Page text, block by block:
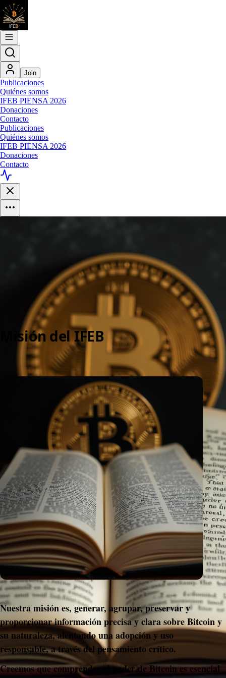
Join
Publicaciones
Quiénes somos
IFEB PIENSA 2026
Donaciones
Contacto
Publicaciones
Quiénes somos
IFEB PIENSA 2026
Donaciones
Contacto
Instituto de Filosofía y Economía Bitcoin
15 October 2025, 21:50
Misión del IFEB
Nuestra misión es, generar, agrupar, preservar y
proporcionar información precisa y clara sobre Bitcoin y
su naturaleza, alentando una adopción y uso
responsable, a través del pensamiento crítico.
Creemos que comprender el poder de Bitcoin es esencial